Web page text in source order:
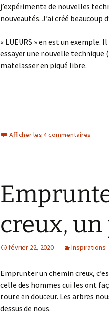
j’expérimente de nouvelles
nouveautés. J’ai créé beaucoup
« LUEURS » en est un
essayer une nouvelle technique
matelasser en piqué libre.
Afficher les 4 commentaires
creux,
février 22, 2020 Inspirations
Emprunter un chemin creux,
celle des hommes qui les ont
toute en douceur. Les arbres
dessus de nous.